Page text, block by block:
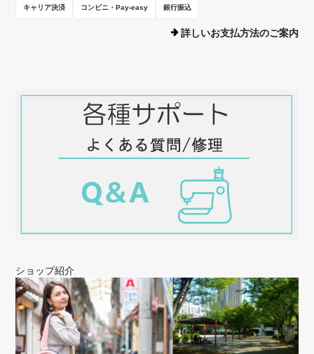
キャリア決済 コンビニ・Pay-easy 銀行振込
詳しいお支払方法のご案内
ショップ紹介